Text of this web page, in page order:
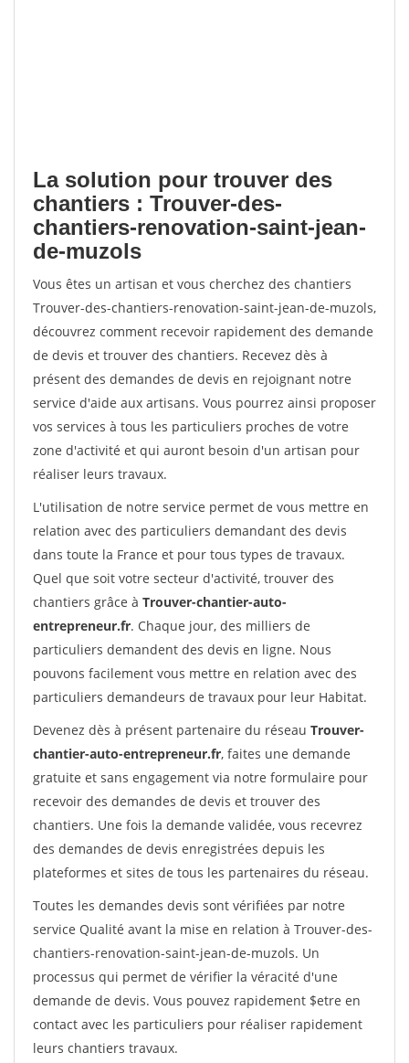
La solution pour trouver des
chantiers : Trouver-des-
chantiers-renovation-saint-jean-
de-muzols
Vous êtes un artisan et vous cherchez des chantiers
Trouver-des-chantiers-renovation-saint-jean-de-muzols,
découvrez comment recevoir rapidement des demande
de devis et trouver des chantiers. Recevez dès à
présent des demandes de devis en rejoignant notre
service d'aide aux artisans. Vous pourrez ainsi proposer
vos services à tous les particuliers proches de votre
zone d'activité et qui auront besoin d'un artisan pour
réaliser leurs travaux.
L'utilisation de notre service permet de vous mettre en
relation avec des particuliers demandant des devis
dans toute la France et pour tous types de travaux.
Quel que soit votre secteur d'activité, trouver des
chantiers grâce à Trouver-chantier-auto-
entrepreneur.fr. Chaque jour, des milliers de
particuliers demandent des devis en ligne. Nous
pouvons facilement vous mettre en relation avec des
particuliers demandeurs de travaux pour leur Habitat.
Devenez dès à présent partenaire du réseau Trouver-
chantier-auto-entrepreneur.fr, faites une demande
gratuite et sans engagement via notre formulaire pour
recevoir des demandes de devis et trouver des
chantiers. Une fois la demande validée, vous recevrez
des demandes de devis enregistrées depuis les
plateformes et sites de tous les partenaires du réseau.
Toutes les demandes devis sont vérifiées par notre
service Qualité avant la mise en relation à Trouver-des-
chantiers-renovation-saint-jean-de-muzols. Un
processus qui permet de vérifier la véracité d'une
demande de devis. Vous pouvez rapidement $etre en
contact avec les particuliers pour réaliser rapidement
leurs chantiers travaux.